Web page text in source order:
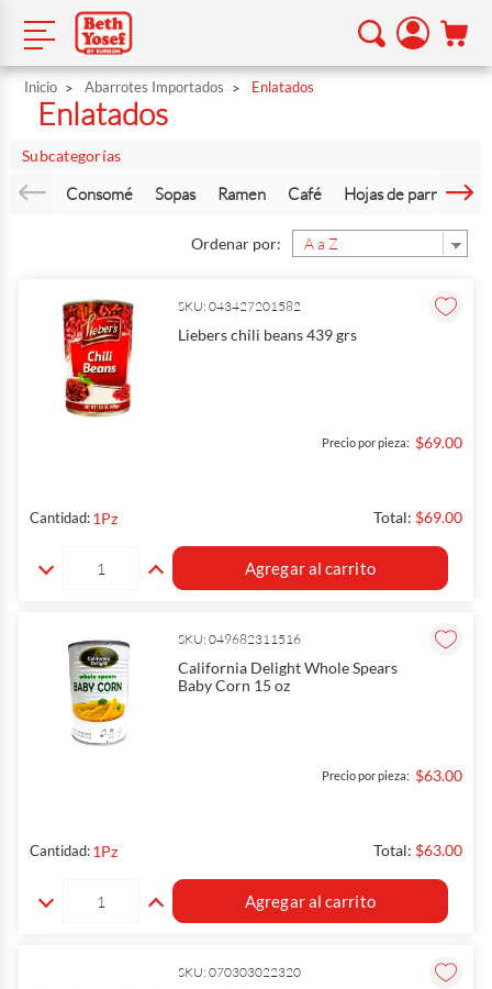
Inicio Abarrotes Importados Enlatados
Enlatados
Subcategorías
Consomé Sopas Ramen Café Hojas de parra
Ordenar por:
SKU: 043427201582
Liebers chili beans 439 grs
Precio por pieza: $69.00
Cantidad: 1Pz Total: $69.00
Agregar al carrito
SKU: 049682311516
California Delight Whole Spears
Baby Corn 15 oz
Precio por pieza: $63.00
Cantidad: 1Pz Total: $63.00
Agregar al carrito
SKU: 070303022320